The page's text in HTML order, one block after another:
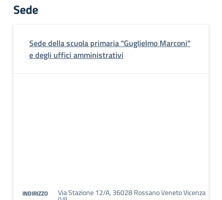
Sede
Sede della scuola primaria "Guglielmo Marconi"
e degli uffici amministrativi
INDIRIZZO Via Stazione 12/A, 36028 Rossano Veneto Vicenza